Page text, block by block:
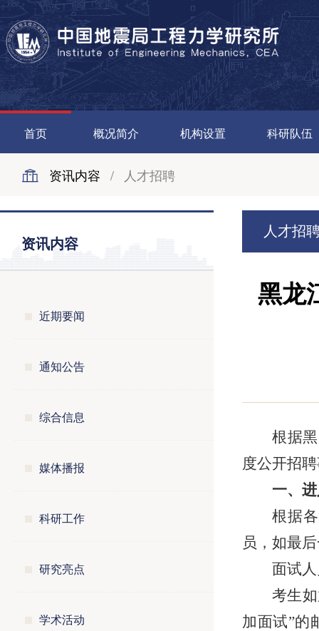
首页 概况简介 机构设置 科研队伍
资讯内容 / 人才招聘
资讯内容
近期要闻
通知公告
综合信息
媒体播报
科研工作
研究亮点
学术活动
人才招
黑龙
根据
度公开招
一、
根据
员，如最
面试
考生
加面试”的